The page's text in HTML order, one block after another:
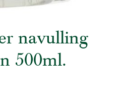
navulling
500ml.